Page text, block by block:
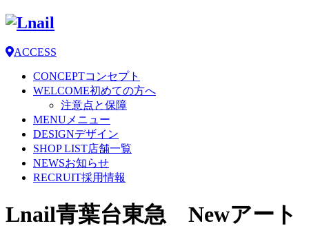
ACCESS
CONCEPTコンセプト
WELCOME初めての方へ
注意点と保障
MENU メニュー
DESIGNデザイン
SHOP LIST店舗一覧
NEWSお知らせ
RECRUIT採用情報
Lnail青葉台東急 Newアート